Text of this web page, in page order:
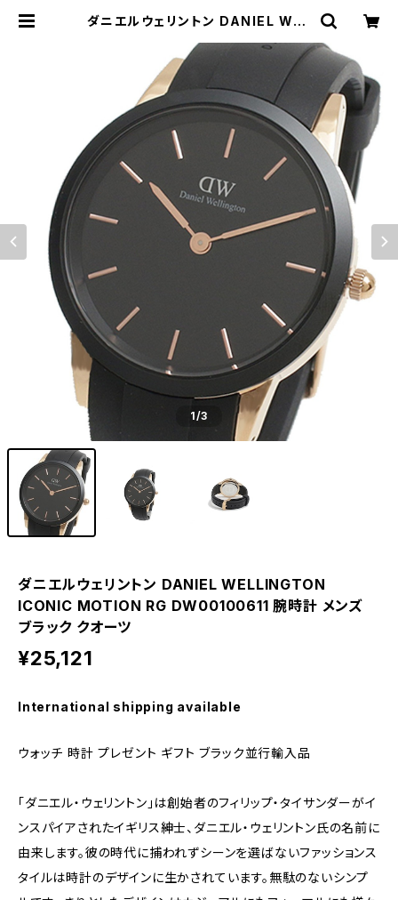
ダニエルウェリントン DANIEL WEL
DW00100611 腕時計 メンズ ブラッ
ク クオーツ | empirewatch
1/3
ダニエルウェリントン DANIEL WELLINGTON
ICONIC MOTION RG DW00100611 腕時計 メンズ
ブラック クオーツ
¥25,121
International shipping available
ウォッチ 時計 プレゼント ギフト ブラック並行輸入品
「ダニエル・ウェリントン」は創始者のフィリップ・タイサンダーがイ
ンスパイアされたイギリス紳士、ダニエル・ウェリントン氏の名前に
由来します。彼の時代に捕われずシーンを選ばないファッションス
タイルは時計のデザインに生かされています。無駄のないシンプ